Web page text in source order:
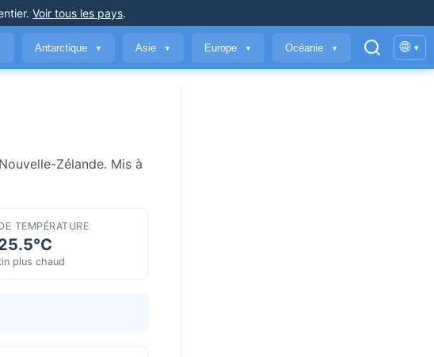
. Voir tous les pays.
Antarctique ▼ Asie ▼ Europe ▼ Océanie ▼ 🌐 ▾
Zélande. Mis à
TEMPÉRATURE
plus chaud